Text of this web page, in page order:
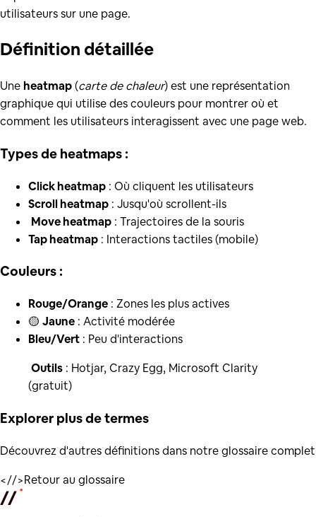
utilisateurs sur une page.
Définition détaillée
Uneheatmap(carte de chaleur) est une représentation
graphique qui utilise des couleurs pour montrer où et
comment les utilisateurs interagissent avec une page web.
Types de heatmaps :
Click heatmap : Où cliquent les utilisateurs
Scroll heatmap : Jusqu'où scrollent-ils
Move heatmap : Trajectoires de la souris
Tap heatmap : Interactions tactiles (mobile)
Couleurs :
Rouge/Orange : Zones les plus actives
🟡 Jaune : Activité modérée
Bleu/Vert : Peu d'interactions
Outils : Hotjar, Crazy Egg, Microsoft Clarity
(gratuit)
Explorer plus determes
Découvrez d'autres définitions dans notre glossaire complet
<//>Retour au glossaire